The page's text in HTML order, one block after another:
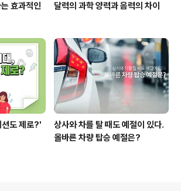
효과적인
달력의 과학 양력과 음력의 차이
도 제로?'
상사와 차를 탈 때도 예절이 있다.
올바른 차량 탑승 예절은?